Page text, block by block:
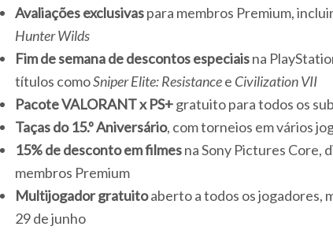
Avaliações exclusivaspara membros Premium,
Hunter Wilds
Fim de semana de descontos especiaisna
títulos comoSniper Elite: Resistancee Civilization VII
Pacote VALORANT x PS+gratuito para todos os
Taças do 15.º Aniversário, com torneios em vários
15% de desconto em filmesna Sony Pictures Core,
membros Premium
Multijogador gratuitoaberto a todos os jogadores,
29 de junho